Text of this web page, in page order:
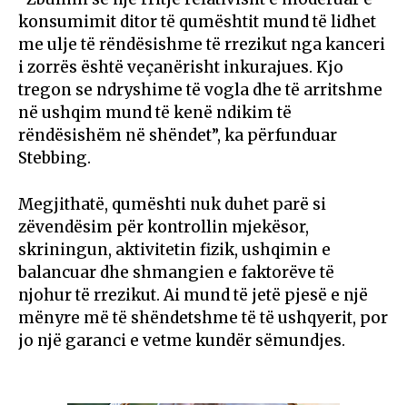
konsumimit ditor të qumështit mund të lidhet
me ulje të rëndësishme të rrezikut nga kanceri
i zorrës është veçanërisht inkurajues. Kjo
tregon se ndryshime të vogla dhe të arritshme
në ushqim mund të kenë ndikim të
rëndësishëm në shëndet”, ka përfunduar
Stebbing.
Megjithatë, qumështi nuk duhet parë si
zëvendësim për kontrollin mjekësor,
skriningun, aktivitetin fizik, ushqimin e
balancuar dhe shmangien e faktorëve të
njohur të rrezikut. Ai mund të jetë pjesë e një
mënyre më të shëndetshme të të ushqyerit, por
jo një garanci e vetme kundër sëmundjes.